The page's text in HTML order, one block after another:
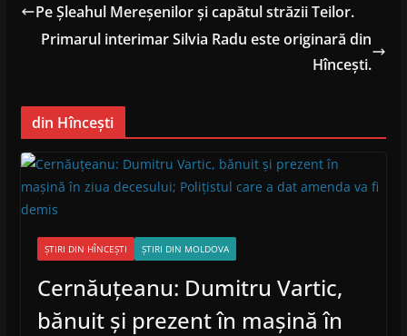
Pe Șleahul Mereșenilor și capătul străzii Teilor.
Primarul interimar Silvia Radu este originară din
Hîncești.
din Hîncești
ȘTIRI DIN HÎNCEȘTI ȘTIRI DIN MOLDOVA
Cernăuțeanu: Dumitru Vartic,
bănuit și prezent în mașină în